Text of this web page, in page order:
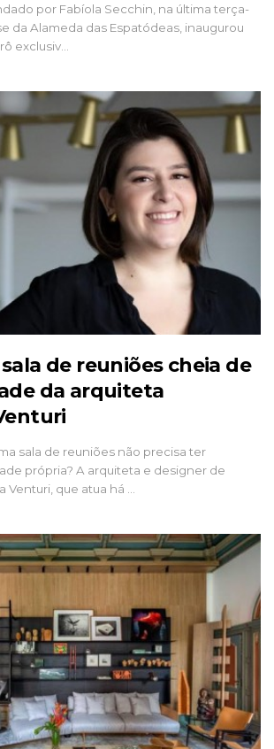
por Fabíola Secchin, na última terça-
da Alameda das Espatódeas, inaugurou
exclusiv…
de reuniões cheia de
da arquiteta
sala de reuniões não precisa ter
própria? A arquiteta e designer de
que atua há …